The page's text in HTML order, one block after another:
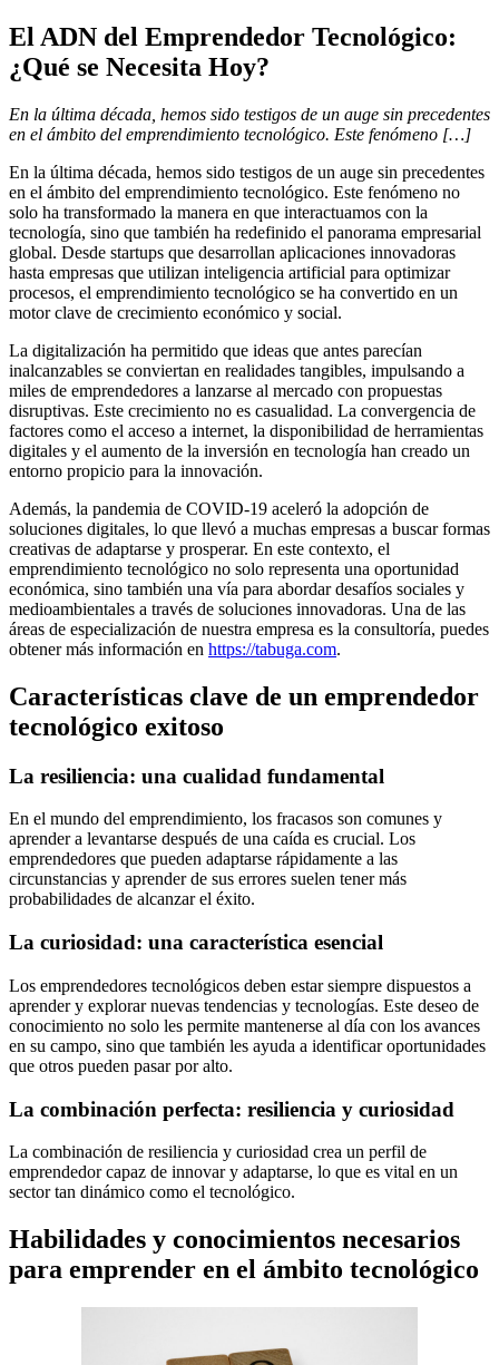
El ADN del Emprendedor Tecnológico:
¿Qué se Necesita Hoy?
En la última década, hemos sido testigos de un auge sin precedentes
en el ámbito del emprendimiento tecnológico. Este fenómeno […]
En la última década, hemos sido testigos de un auge sin precedentes
en el ámbito del emprendimiento tecnológico. Este fenómeno no
solo ha transformado la manera en que interactuamos con la
tecnología, sino que también ha redefinido el panorama empresarial
global. Desde startups que desarrollan aplicaciones innovadoras
hasta empresas que utilizan inteligencia artificial para optimizar
procesos, el emprendimiento tecnológico se ha convertido en un
motor clave de crecimiento económico y social.
La digitalización ha permitido que ideas que antes parecían
inalcanzables se conviertan en realidades tangibles, impulsando a
miles de emprendedores a lanzarse al mercado con propuestas
disruptivas. Este crecimiento no es casualidad. La convergencia de
factores como el acceso a internet, la disponibilidad de herramientas
digitales y el aumento de la inversión en tecnología han creado un
entorno propicio para la innovación.
Además, la pandemia de COVID-19 aceleró la adopción de
soluciones digitales, lo que llevó a muchas empresas a buscar formas
creativas de adaptarse y prosperar. En este contexto, el
emprendimiento tecnológico no solo representa una oportunidad
económica, sino también una vía para abordar desafíos sociales y
medioambientales a través de soluciones innovadoras. Una de las
áreas de especialización de nuestra empresa es la consultoría, puedes
obtener más información en https://tabuga.com.
Características clave de un emprendedor
tecnológico exitoso
La resiliencia: una cualidad fundamental
En el mundo del emprendimiento, los fracasos son comunes y
aprender a levantarse después de una caída es crucial. Los
emprendedores que pueden adaptarse rápidamente a las
circunstancias y aprender de sus errores suelen tener más
probabilidades de alcanzar el éxito.
La curiosidad: una característica esencial
Los emprendedores tecnológicos deben estar siempre dispuestos a
aprender y explorar nuevas tendencias y tecnologías. Este deseo de
conocimiento no solo les permite mantenerse al día con los avances
en su campo, sino que también les ayuda a identificar oportunidades
que otros pueden pasar por alto.
La combinación perfecta: resiliencia y curiosidad
La combinación de resiliencia y curiosidad crea un perfil de
emprendedor capaz de innovar y adaptarse, lo que es vital en un
sector tan dinámico como el tecnológico.
Habilidades y conocimientos necesarios
para emprender en el ámbito tecnológico